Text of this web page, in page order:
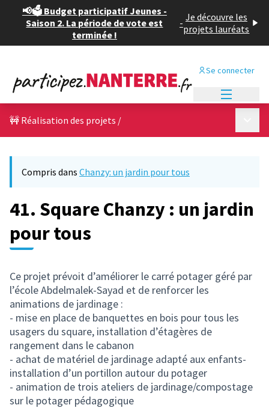
📢🗳️ Budget participatif Jeunes -
Saison 2. La période de vote est
terminée !
- Je découvre les
projets lauréats
Se connecter
🚧 Réalisation des projets /
Compris dans Chanzy: un jardin pour tous
41. Square Chanzy : un jardin
pour tous
Ce projet prévoit d’améliorer le carré potager géré par
l’école Abdelmalek-Sayad et de renforcer les
animations de jardinage :
- mise en place de banquettes en bois pour tous les
usagers du square, installation d’étagères de
rangement dans le cabanon
- achat de matériel de jardinage adapté aux enfants-
installation d’un portillon autour du potager
- animation de trois ateliers de jardinage/compostage
sur le potager pédagogique